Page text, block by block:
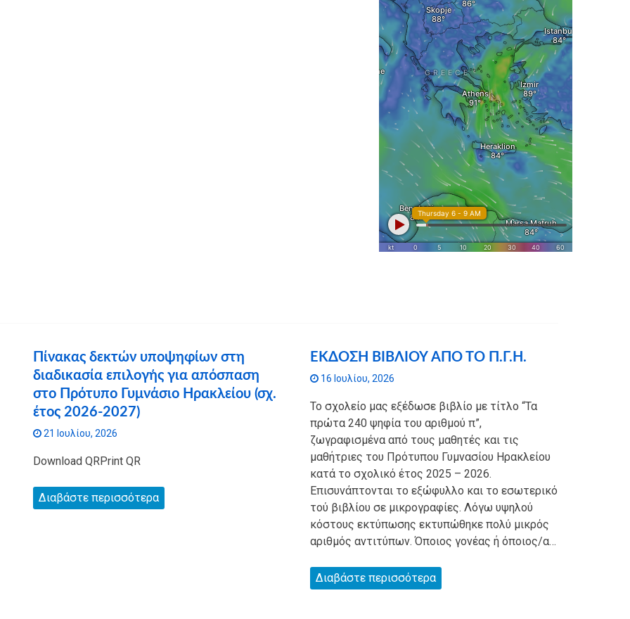
Πίνακας δεκτών υποψηφίων στη
διαδικασία επιλογής για απόσπαση
στο Πρότυπο Γυμνάσιο Ηρακλείου (σχ.
έτος 2026-2027)
21 Ιουλίου, 2026
Download QRPrint QR
Διαβάστε περισσότερα
ΕΚΔΟΣΗ ΒΙΒΛΙΟΥ ΑΠΟ ΤΟ Π.Γ.Η.
16 Ιουλίου, 2026
Το σχολείο μας εξέδωσε βιβλίο με τίτλο “Τα
πρώτα 240 ψηφία του αριθμού π”,
ζωγραφισμένα από τους μαθητές και τις
μαθήτριες του Πρότυπου Γυμνασίου Ηρακλείου
κατά το σχολικό έτος 2025 – 2026.
Επισυνάπτονται το εξώφυλλο και το εσωτερικό
τού βιβλίου σε μικρογραφίες. Λόγω υψηλού
κόστους εκτύπωσης εκτυπώθηκε πολύ μικρός
αριθμός αντιτύπων. Όποιος γονέας ή όποιος/α…
Διαβάστε περισσότερα